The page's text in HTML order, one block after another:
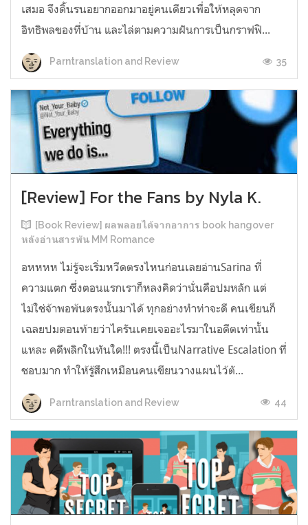
เสมอ จึงดิ้นรนอยากออกมาอยู่คนเดียวเพื่อให้หลุดจาก
อิทธิพลของที่บ้าน และไล่ตามความฝันการเป็นกราฟฟิ...
Parntranslation and Review 35
[Review] For the Fans by Nyla K.
[Book Review] ผลพลอยได้จากอาการ book hangover
หลังอ่านสารพัน MM Romance
อหหหห ไม่รู้จะเริ่มหวีดตรงไหนก่อนเลยอ่านSarina ที่
ความแตก ซึ่งตอนแรกเราก็หลงคิดว่านั่นคือปมหลัก แต่
ไม่ใช่จ้าพอพ้นตรงนั้นมาได้ ทุกอย่างทำท่าจะดี คนเขียนก็
เฉลยปมตอนท้ายว่าไครันเคยเจออะไรมาในอดีตเท่านั้น
แหละ คดีพลิกในทันใด!!! ตรงนี้เป็นNarrative Escalation ที่
ชอบมาก ทำให้รู้สึกเหมือนคนเขียนวางแผนไว้ตั...
Parntranslation and Review 44